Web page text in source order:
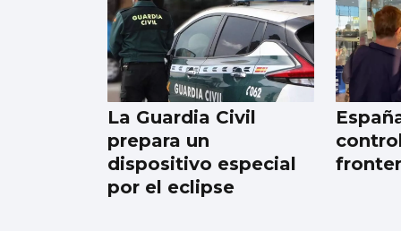
La Guardia Civil
prepara un
dispositivo especial
por el eclipse